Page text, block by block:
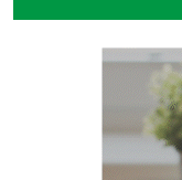
Остановку
Транспортная
в аэропорту